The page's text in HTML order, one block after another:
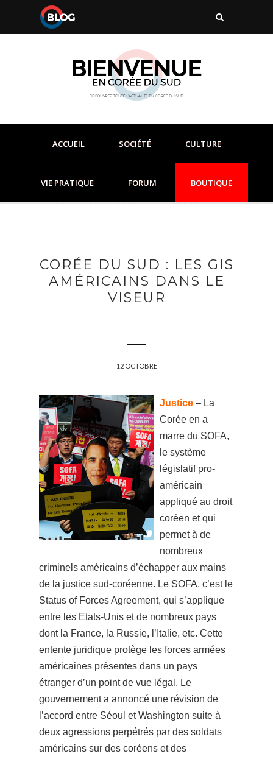
ACCUEIL SOCIÉTÉ CULTURE
VIE PRATIQUE FORUM BOUTIQUE
CORÉE DU SUD : LES GIS
AMÉRICAINS DANS LE
VISEUR
12 OCTOBRE
Justice – La
Corée en a
marre du SOFA,
le système
législatif pro-
américain
appliqué au droit
coréen et qui
permet à de
nombreux
criminels américains d’échapper aux mains
de la justice sud-coréenne. Le SOFA, c’est le
Status of Forces Agreement, qui s’applique
entre les Etats-Unis et de nombreux pays
dont la France, la Russie, l’Italie, etc. Cette
entente juridique protège les forces armées
américaines présentes dans un pays
étranger d’un point de vue légal. Le
gouvernement a annoncé une révision de
l’accord entre Séoul et Washington suite à
deux agressions perpétrés par des soldats
américains sur des coréens et des